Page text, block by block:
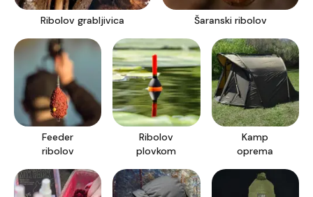
Ribolov grabljivica Šaranski ribolov
Feeder
ribolov
Ribolov
plovkom
Kamp
oprema